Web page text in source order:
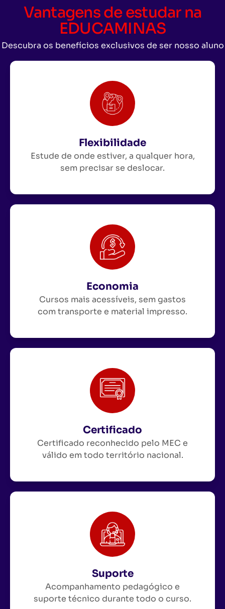
Vantagens de estudar na
EDUCAMINAS
Descubra os benefícios exclusivos de ser nosso aluno
Flexibilidade
Estude de onde estiver, a qualquer hora,
sem precisar se deslocar.
Economia
Cursos mais acessíveis, sem gastos
com transporte e material impresso.
Certificado
Certificado reconhecido pelo MEC e
válido em todo território nacional.
Suporte
Acompanhamento pedagógico e
suporte técnico durante todo o curso.